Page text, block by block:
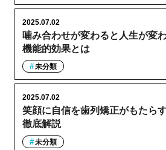
噛み合わせが変わると人生が変
機能的効果とは
2025.07.02
未分類
笑顔に自信を歯列矯正がもたら
徹底解説
2025.07.02
未分類